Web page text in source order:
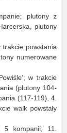
plutony z
plutony
trakcie powstania
numerowane
w trakcie
(plutony 104-
(117-119), 4.
walk powstały
5 kompanii; 11.